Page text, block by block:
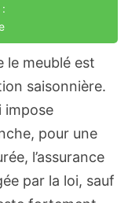
le meublé est
saisonnière.
impose
pour une
l’assurance
par la loi, sauf